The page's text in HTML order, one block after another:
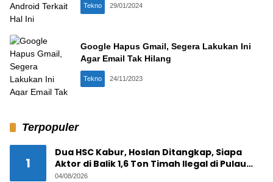
Tekno 29/01/2024
Google Hapus Gmail, Segera Lakukan Ini
Agar Email Tak Hilang
Tekno 24/11/2023
Terpopuler
1
Dua HSC Kabur, Hoslan Ditangkap, Siapa
Aktor di Balik 1,6 Ton Timah Ilegal di Pulau
Pekajang ?
04/08/2026